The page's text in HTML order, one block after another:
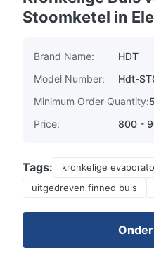
Stoomketel in
Brand Name:
HDT
Model Number:
Hdt-
Minimum Order Quantity:
Price:
800 -
Tags:
kronkelige
uitgedreven finned buis